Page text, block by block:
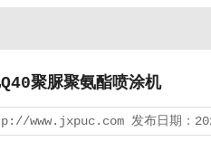
聚脲聚氨酯喷涂机
www.jxpuc.com 发布日期：